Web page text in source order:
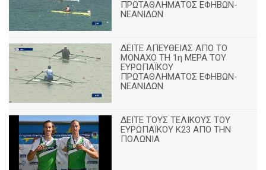
ΠΡΩΤΑΘΛΗΜΑΤΟΣ ΕΦΗΒΩΝ-
ΝΕΑΝΙΔΩΝ
ΔΕΙΤΕ ΑΠΕΥΘΕΙΑΣ ΑΠΟ ΤΟ
ΜΟΝΑΧΟ ΤΗ 1η ΜΕΡΑ ΤΟΥ
ΕΥΡΩΠΑΪΚΟΥ
ΠΡΩΤΑΘΛΗΜΑΤΟΣ ΕΦΗΒΩΝ-
ΝΕΑΝΙΔΩΝ
ΔΕΙΤΕ ΤΟΥΣ ΤΕΛΙΚΟΥΣ ΤΟΥ
ΕΥΡΩΠΑΪΚΟΥ Κ23 ΑΠΟ ΤΗΝ
ΠΟΛΩΝΙΑ